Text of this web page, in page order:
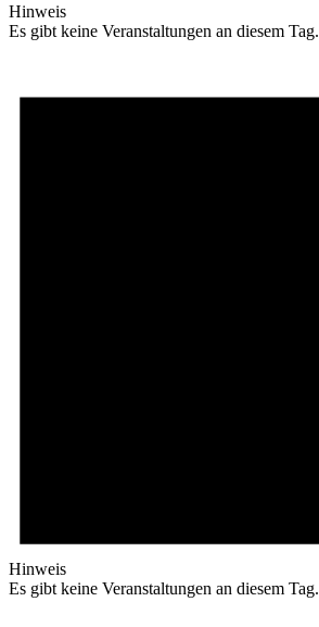
Hinweis
Es gibt keine Veranstaltungen an diesem Tag.
Hinweis
Es gibt keine Veranstaltungen an diesem Tag.